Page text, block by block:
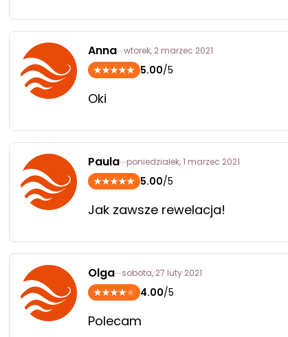
Anna wtorek, 2 marzec 2021
5.00/5
Oki
Paula poniedziałek, 1 marzec 2021
5.00/5
Jak zawsze rewelacja!
Olga sobota, 27 luty 2021
4.00/5
Polecam